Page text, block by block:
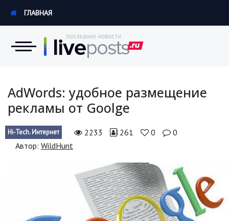
Новости
Экономика
Происшествия
Наука и техника
ГЛАВНАЯ
AdWords: удобное размещение
рекламы от Goolge
Hi-Tech. Интернет 2233 261 0
0
Автор: WildHunt